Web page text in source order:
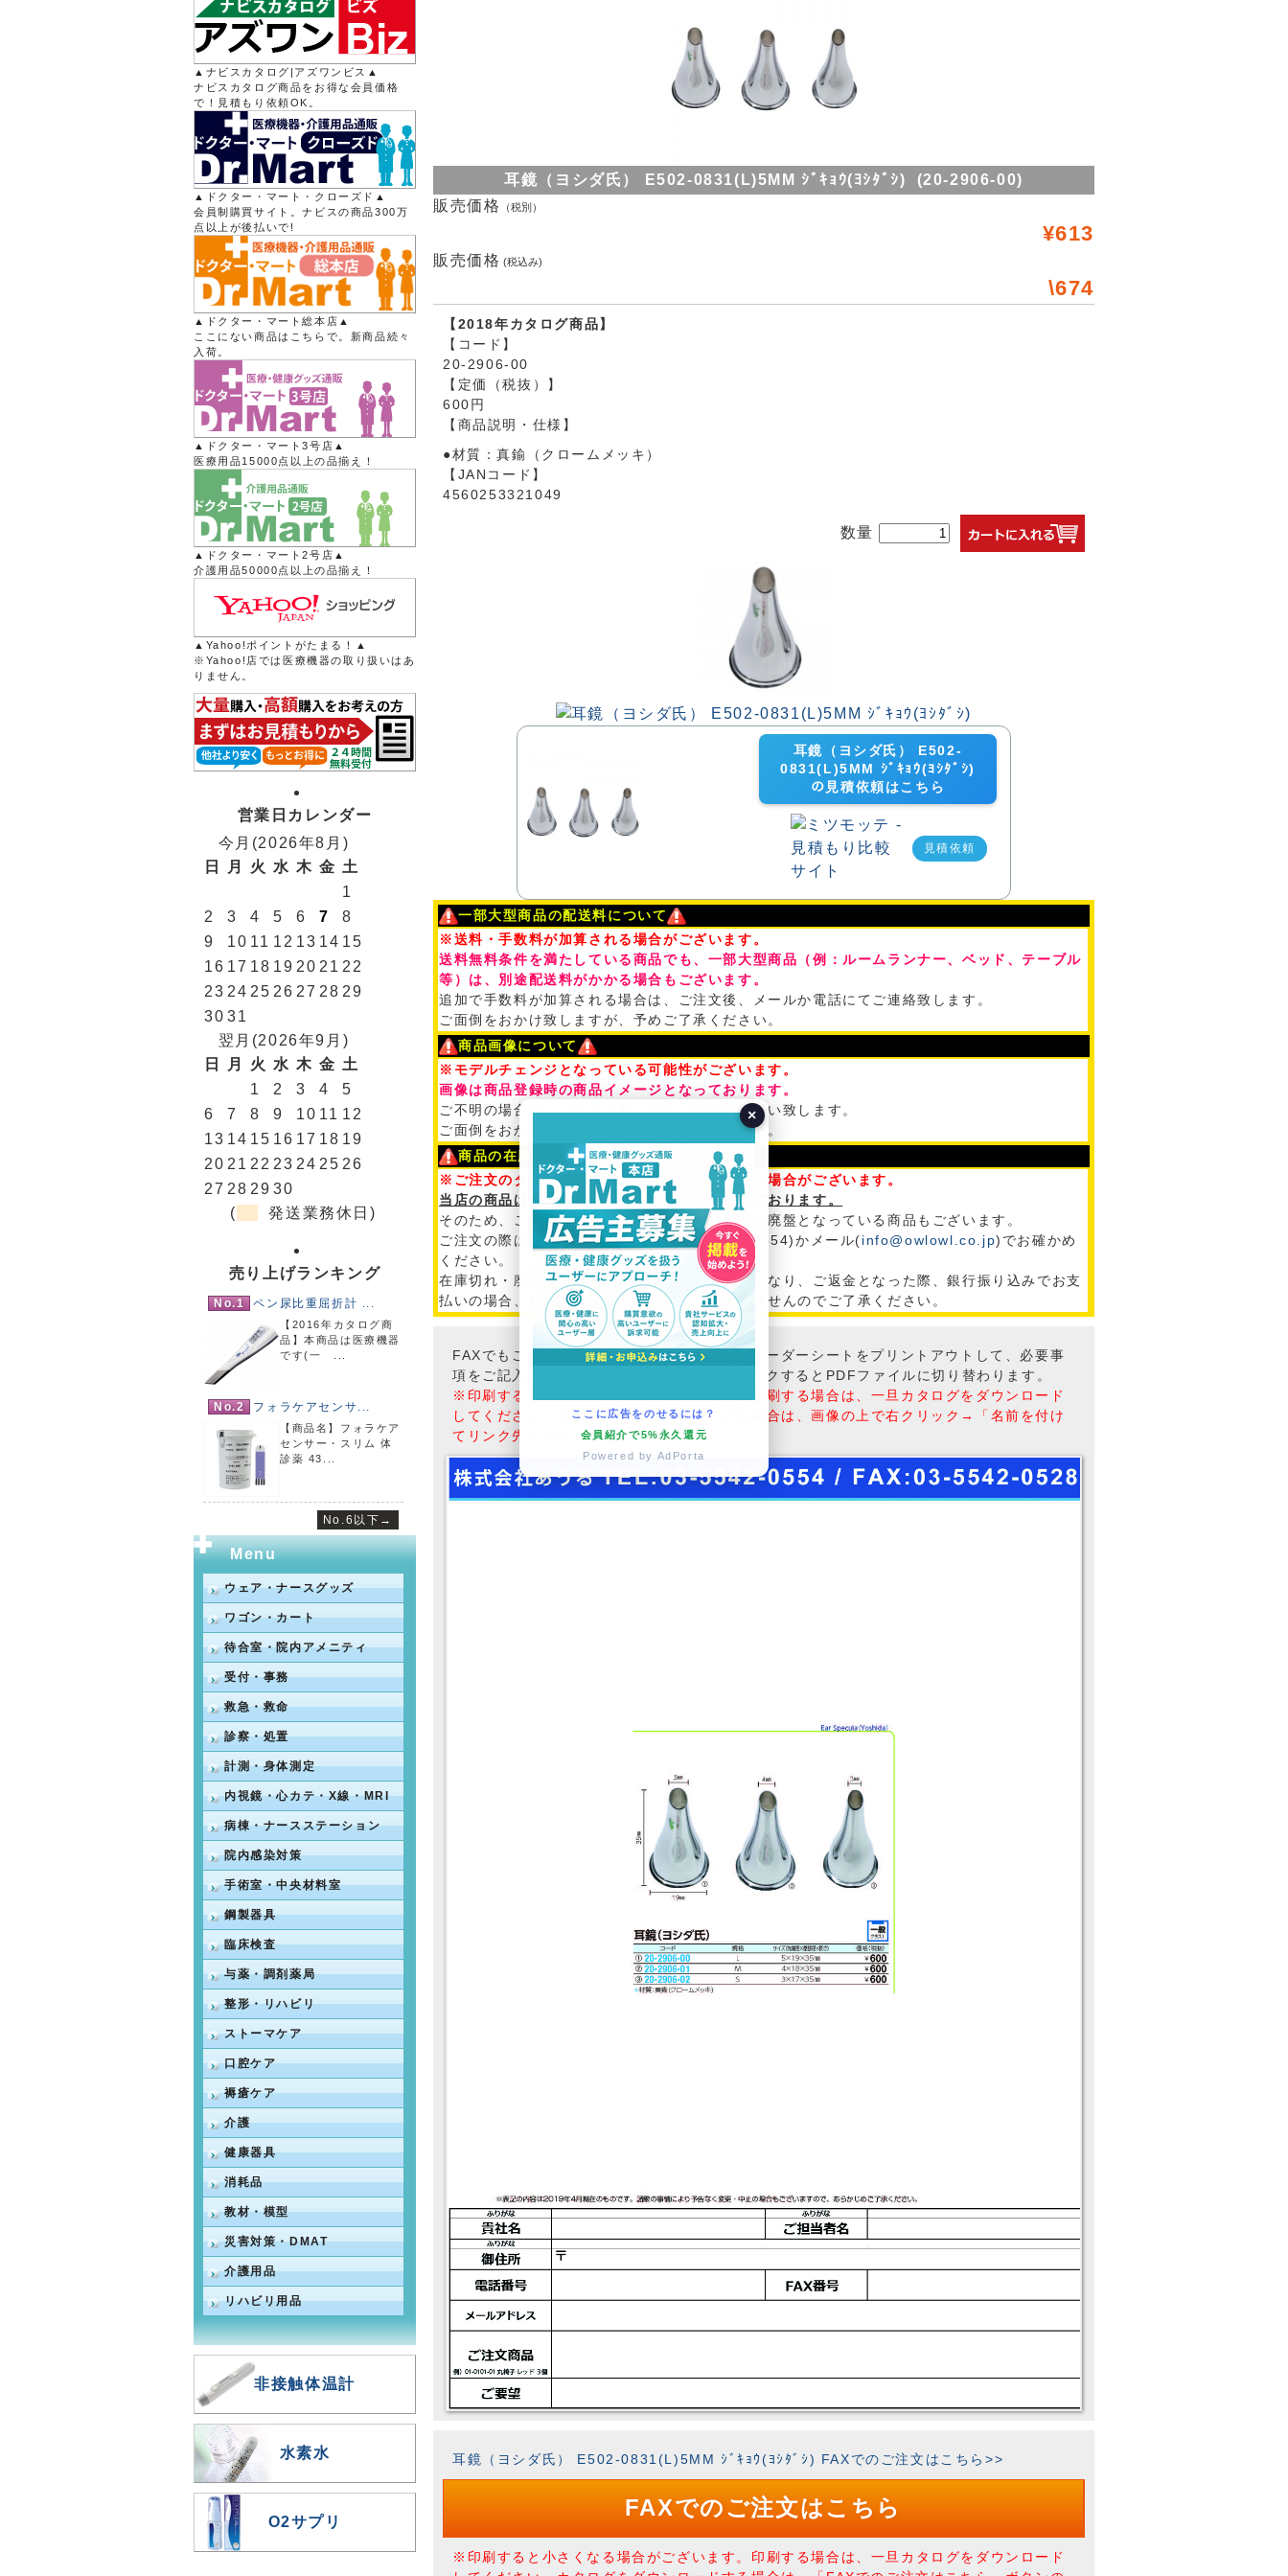
耳鏡（ヨシダ氏） E502-0831(L)5MM ｼﾞｷｮｳ(ﾖｼﾀﾞｼ) (20-2906-00)
販売価格
（税別）
¥613
販売価格 (税込み)
\674
【2018年カタログ商品】
【コード】
20-2906-00
【定価（税抜）】
600円
【商品説明・仕様】
●材質：真鍮（クロームメッキ）
【JANコード】
4560253321049
数量
耳鏡（ヨシダ氏） E502-
0831(L)5MM ｼﾞｷｮｳ(ﾖｼﾀﾞｼ)
の見積依頼はこちら
見積依頼
一部大型商品の配送料について
※送料・手数料が加算される場合がございます。
送料無料条件を満たしている商品でも、一部大型商品（例：ルームランナー、ベッド、テーブル
等）は、別途配送料がかかる場合もございます。
追加で手数料が加算される場合は、ご注文後、メールか電話にてご連絡致します。
ご面倒をおかけ致しますが、予めご了承ください。
商品画像について
※モデルチェンジとなっている可能性がございます。
画像は商品登録時の商品イメージとなっております。
ご不明の場合は、ご注文の前に必ずご確認を御願い致します。
ご面倒をおかけ致しますが、予めご了承ください。
商品の在庫について
※ご注文のタイミングによって在庫切れ・廃盤の場合がございます。
当店の商品は全て、問屋・メーカー在庫となっております。
そのため、ご注文のタイミングで在庫切れまたは廃盤となっている商品もございます。
ご注文の際は、必ず在庫状況を電話(03-5542-0554)かメール(info@owlowl.co.jp)でお確かめ
ください。
在庫切れ・廃盤のために、ご注文がキャンセルになり、ご返金となった際、銀行振り込みでお支
払いの場合、銀行振込み手数料は、ご返金できませんのでご了承ください。
FAXでもご注文も承っております。こちらのオーダーシートをプリントアウトして、必要事
項をご記入の上、FAXしてください。※クリックするとPDFファイルに切り替わります。
※印刷すると小さくなる場合がございます。印刷する場合は、一旦カタログをダウンロード
してください。カタログをダウンロードする場合は、画像の上で右クリック→「名前を付け
てリンク先を保存」してください。
耳鏡（ヨシダ氏） E502-0831(L)5MM ｼﾞｷｮｳ(ﾖｼﾀﾞｼ) FAXでのご注文はこちら>>
FAXでのご注文はこちら
※印刷すると小さくなる場合がございます。印刷する場合は、一旦カタログをダウンロード
▲ナビスカタログ|アズワンビス▲
ナビスカタログ商品をお得な会員価格
で！見積もり依頼OK。
▲ドクター・マート・クローズド▲
会員制購買サイト。ナビスの商品300万
点以上が後払いで!
▲ドクター・マート総本店▲
ここにない商品はこちらで。新商品続々
入荷。
▲ドクター・マート3号店▲
医療用品15000点以上の品揃え！
▲ドクター・マート2号店▲
介護用品50000点以上の品揃え！
▲Yahoo!ポイントがたまる！▲
※Yahoo!店では医療機器の取り扱いはあ
りません。
営業日カレンダー
今月(2026年8月)
日
月 火 水 木 金 土
1
2
3 4 5 6 7
8
9
10 11 12 13 14 15
16 17 18 19 20 21 22
23 24 25 26 27 28 29
30 31
翌月(2026年9月)
日
月 火 水 木 金 土
1
2 3 4
5
6
7 8 9 10 11 12
13 14 15 16 17 18 19
20 21 22 23 24 25 26
27 28 29 30
(
発送業務休日)
売り上げランキング
No.1 ペン尿比重屈折計 ...
【2016年カタログ商
品】本商品は医療機器
です(一 ...
No.2 フォラケアセンサ...
【商品名】フォラケア
センサー・スリム 体
診薬 43...
No.6以下→
Menu
ウェア・ナースグッズ
ワゴン・カート
待合室・院内アメニティ
受付・事務
救急・救命
診察・処置
計測・身体測定
内視鏡・心カテ・X線・MRI
病棟・ナースステーション
院内感染対策
手術室・中央材料室
鋼製器具
臨床検査
与薬・調剤薬局
整形・リハビリ
ストーマケア
口腔ケア
褥瘡ケア
介護
健康器具
消耗品
教材・模型
災害対策・DMAT
介護用品
リハビリ用品
非接触体温計
水素水
O2サプリ
ここに広告をのせるには？
会員紹介で5%永久還元
Powered by AdPorta
×